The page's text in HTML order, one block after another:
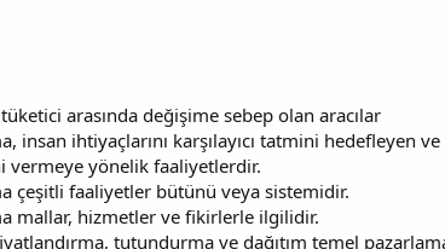
arasında değişime sebep olan aracılar
insan ihtiyaçlarını karşılayıcı tatmini hedefleyen
vermeye yönelik faaliyetlerdir.
çeşitli faaliyetler bütünü veya sistemidir.
mallar, hizmetler ve fikirlerle ilgilidir.
tutundurma ve dağıtım temel